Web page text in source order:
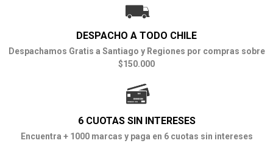
DESPACHO A TODO CHILE
Despachamos Gratis a Santiago y Regiones por compras sobre
$150.000
6 CUOTAS SIN INTERESES
Encuentra + 1000 marcas y paga en 6 cuotas sin intereses